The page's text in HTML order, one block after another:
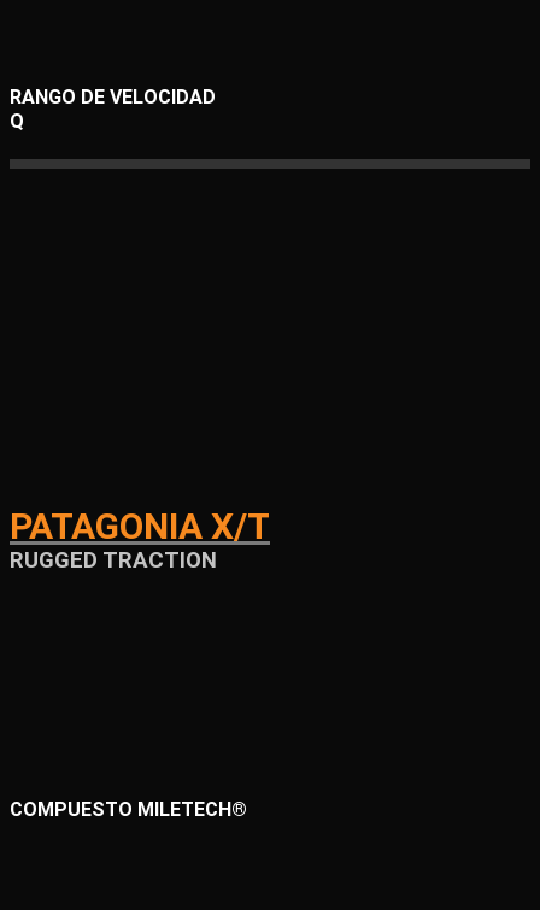
RANGO DE VELOCIDAD
Q
PATAGONIA X/T
RUGGED TRACTION
COMPUESTO MILETECH®